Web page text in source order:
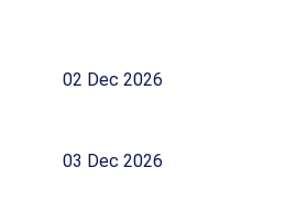
02 Dec 2026
03 Dec 2026